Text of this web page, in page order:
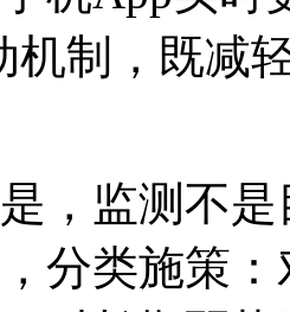
机制，既减
，监测不
分类施策